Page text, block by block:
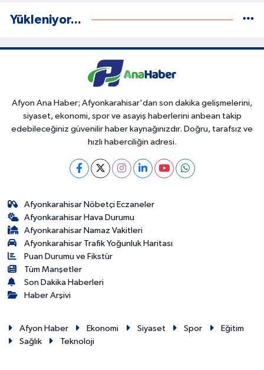
Yükleniyor...
Afyon Ana Haber; Afyonkarahisar'dan son dakika gelişmelerini,
siyaset, ekonomi, spor ve asayiş haberlerini anbean takip
edebileceğiniz güvenilir haber kaynağınızdır. Doğru, tarafsız ve
hızlı haberciliğin adresi.
Afyonkarahisar Nöbetçi Eczaneler
Afyonkarahisar Hava Durumu
Afyonkarahisar Namaz Vakitleri
Afyonkarahisar Trafik Yoğunluk Haritası
Puan Durumu ve Fikstür
Tüm Manşetler
Son Dakika Haberleri
Haber Arşivi
Afyon Haber Ekonomi Siyaset Spor
Eğitim
Sağlık
Teknoloji